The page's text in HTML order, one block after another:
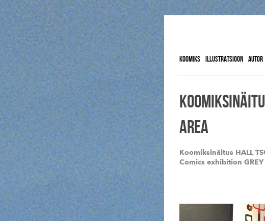
KOOMIKS ILLUSTRATSIOON AUTOR
AREA
Koomiksinäitus HALL
Comics exhibition